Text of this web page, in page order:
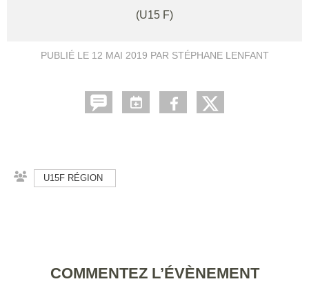
(U15 F)
PUBLIÉ LE 12 MAI 2019 PAR STÉPHANE LENFANT
U15F RÉGION
COMMENTEZ L’ÉVÈNEMENT